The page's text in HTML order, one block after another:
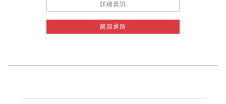
詳細資訊
購買通路